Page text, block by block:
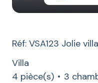
Réf: VSA123 Jolie
Villa
4 pièce(s)
3